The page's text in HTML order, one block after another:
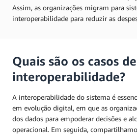
Assim, as organizações migram para
interoperabilidade para reduzir as
Quais são os casos
interoperabilidade?
A interoperabilidade do sistema é
em evolução digital, em que as
dos dados para empoderar decisões e
operacional. Em seguida,